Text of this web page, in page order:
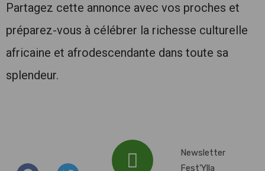
Partagez cette annonce avec vos proches et
préparez-vous à célébrer la richesse culturelle
africaine et afrodescendante dans toute sa
splendeur.
Newsletter
Fest'Ylla